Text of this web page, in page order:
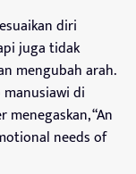
diri
juga tidak
mengubah arah.
di
“An
needs of